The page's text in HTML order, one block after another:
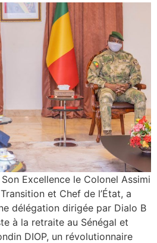
Excellence le Colonel Assimi
et Chef de l’État, a
délégation dirigée par Dialo B
à la retraite au Sénégal et
DIOP, un révolutionnaire